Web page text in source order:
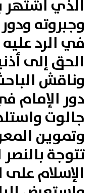
الذي اشتهر
وجبروته
في الرد
الحق إلى
وناقش
دور الإمام
جالوت
وتموين
تتوجة
الإسلام على